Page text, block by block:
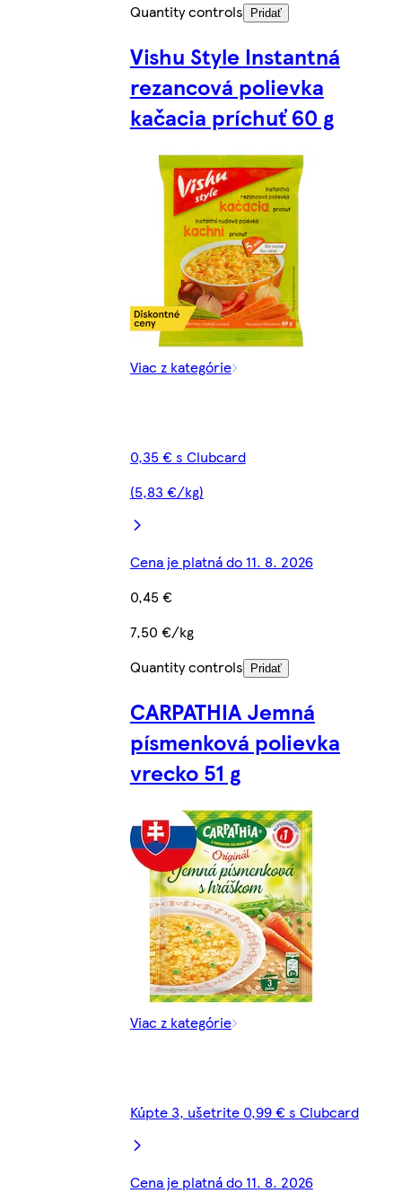
Quantity controls
Pridať
Vishu Style Instantná
rezancová polievka
kačacia príchuť 60 g
Viac z kategórie
0,35 € s Clubcard
(5,83 €/kg)
Cena je platná do 11. 8. 2026
0,45 €
7,50 €/kg
Quantity controls
Pridať
CARPATHIA Jemná
písmenková polievka
vrecko 51 g
Viac z kategórie
Kúpte 3, ušetrite 0,99 € s Clubcard
Cena je platná do 11. 8. 2026